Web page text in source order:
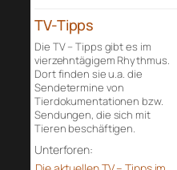
TV-Tipps
Die TV – Tipps gibt es im
vierzehntägigem Rhythmus.
Dort finden sie u.a. die
Sendetermine von
Tierdokumentationen bzw.
Sendungen, die sich mit
Tieren beschäftigen.
Unterforen: